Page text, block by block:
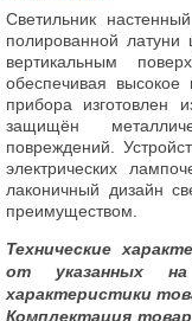
Светильник
полированной латуни
вертикальным
обеспечивая высокое
прибора изготовлен
защищён
повреждений.
электрических
лаконичный дизайн
преимуществом.
Технические
от указанных на
характеристики
Комплектация